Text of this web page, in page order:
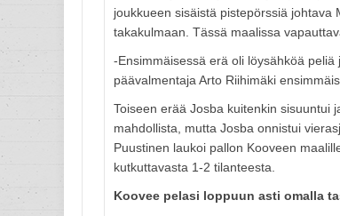
joukkueen sisäistä pistepörssiä
takakulmaan. Tässä maalissa
-Ensimmäisessä erä oli löysähköä
päävalmentaja Arto Riihimäki
Toiseen erää Josba kuitenkin sisuuntui
mahdollista, mutta Josba onnistui
Puustinen laukoi pallon Kooveen
kutkuttavasta 1-2 tilanteesta.
Koovee pelasi loppuun asti omalla